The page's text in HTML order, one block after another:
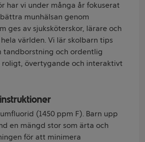
har vi under många år fokuserat
munhälsan genom
ges av sjuksköterskor, lärare och
världen. Vi lär skolbarn tips
tandborstning och ordentlig
övertygande och interaktivt
(1450 ppm F). Barn upp
en mängd stor som ärta och
för att minimera